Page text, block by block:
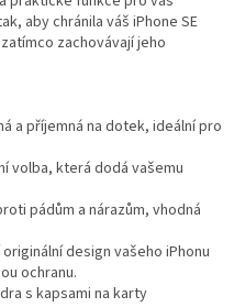
aby chránila váš iPhone SE
zachovávají jeho
a příjemná na dotek, ideální pro
volba, která dodá vašemu
pádům a nárazům, vhodná
design vašeho iPhonu
ochranu.
s kapsami na karty